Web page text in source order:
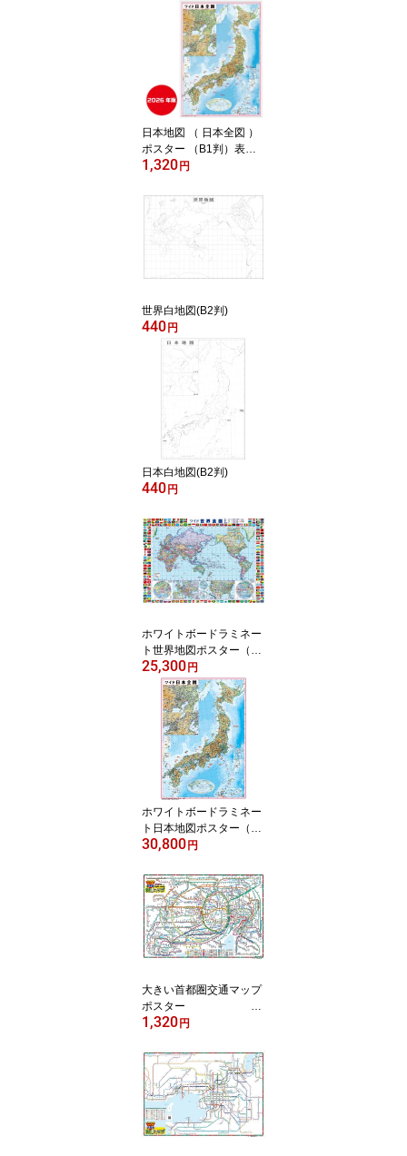
工※水性ペンで書き消し
ができます！
日本地図 （ 日本全図 ）
ポスター （B1判）表面
ビニールコーティング加
できます！
1,320 円
世界白地図(B2判)
440 円
日本白地図(B2判)
440 円
ホワイトボードラミネー
ト世界地図ポスター（B1
判）
25,300 円
ホワイトボードラミネー
ト日本地図ポスター（A0
判）
30,800 円
大きい首都圏交通マップ
ポスター ※
2025年最新版！
1,320 円